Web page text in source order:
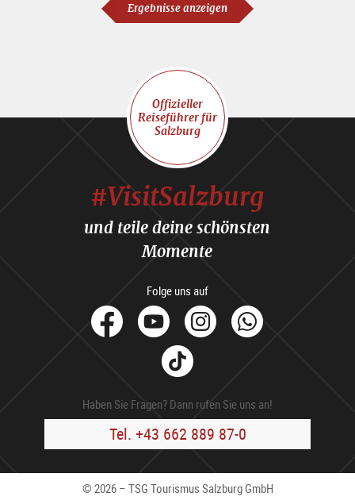
Ergebnisse anzeigen
Offizieller
Reiseführer für
Salzburg
#VisitSalzburg
und teile deine schönsten
Momente
Folge uns auf
facebook
YoutubeInstagram
Tik
Tok
Haben Sie Fragen? Dann rufen Sie uns an!
Tel. +43 662 889 87-0
© 2026 – TSG Tourismus Salzburg GmbH